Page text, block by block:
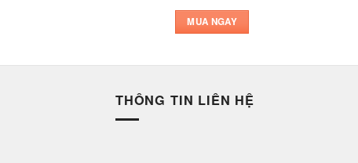
MUA NGAY
THÔNG TIN LIÊN HỆ